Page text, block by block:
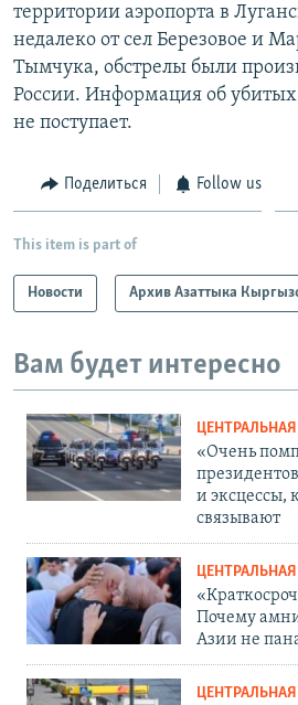
территории аэропорта в
недалеко от сел Березовое и
Тымчука, обстрелы были
России. Информация об
не поступает.
Поделиться Follow us
This item is part of
Новости Архив Азаттыка
Вам будет интересно
«Очень
и эксцессы,
связывают
Почему
Азии не